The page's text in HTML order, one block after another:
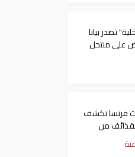
تصدر بيانا
على منتحل
على
فرنسا تكشف
من
الثانية